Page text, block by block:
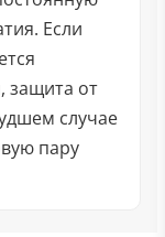
Если
защита от
случае
пару